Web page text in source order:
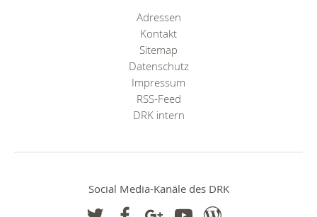
Adressen
Kontakt
Sitemap
Datenschutz
Impressum
RSS-Feed
DRK intern
Social Media-Kanäle des DRK